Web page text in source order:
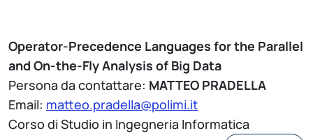
Operator-Precedence Languages for the Parallel
and On-the-Fly Analysis of Big Data
Persona da contattare: MATTEO PRADELLA
Email: matteo.pradella@polimi.it
Corso di Studio in Ingegneria Informatica